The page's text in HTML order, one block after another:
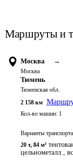
Маршруты и
Москва →
Москва
Тюмень
Тюменская обл.
2 158 км
Кол-во машин: 1
Варианты транспорта
20 т, 84 м³
цельнометалл.,